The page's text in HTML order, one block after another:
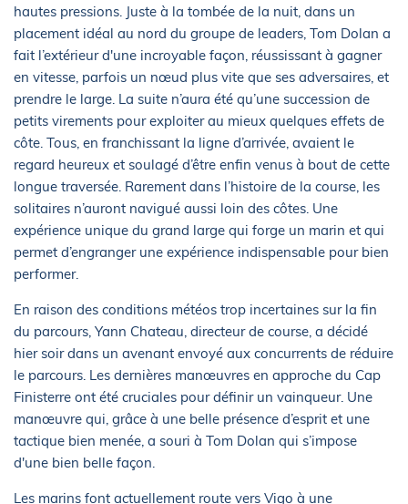
hautes pressions. Juste à la tombée de la nuit, dans un
placement idéal au nord du groupe de leaders, Tom Dolan a
fait l’extérieur d'une incroyable façon, réussissant à gagner
en vitesse, parfois un nœud plus vite que ses adversaires, et
prendre le large. La suite n’aura été qu’une succession de
petits virements pour exploiter au mieux quelques effets de
côte. Tous, en franchissant la ligne d’arrivée, avaient le
regard heureux et soulagé d’être enfin venus à bout de cette
longue traversée. Rarement dans l’histoire de la course, les
solitaires n’auront navigué aussi loin des côtes. Une
expérience unique du grand large qui forge un marin et qui
permet d’engranger une expérience indispensable pour bien
performer.
En raison des conditions météos trop incertaines sur la fin
du parcours, Yann Chateau, directeur de course, a décidé
hier soir dans un avenant envoyé aux concurrents de réduire
le parcours. Les dernières manœuvres en approche du Cap
Finisterre ont été cruciales pour définir un vainqueur. Une
manœuvre qui, grâce à une belle présence d’esprit et une
tactique bien menée, a souri à Tom Dolan qui s’impose
d'une bien belle façon.
Les marins font actuellement route vers Vigo à une